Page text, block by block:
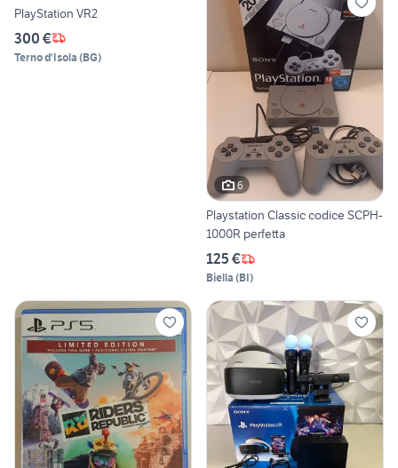
PlayStation VR2
300 €
Terno d'Isola (BG)
6
Playstation Classic codice SCPH-
1000R perfetta
125 €
Biella (BI)